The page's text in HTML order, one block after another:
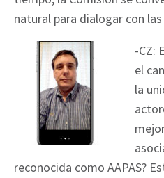
natural para dialogar con
-CZ:
el
la
reconocida como AAPAS?